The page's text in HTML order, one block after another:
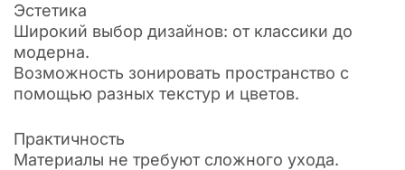
Эстетика
Широкий выбор дизайнов: от классики до
модерна.
Возможность зонировать пространство с
помощью разных текстур и цветов.
Практичность
Материалы не требуют сложного ухода.